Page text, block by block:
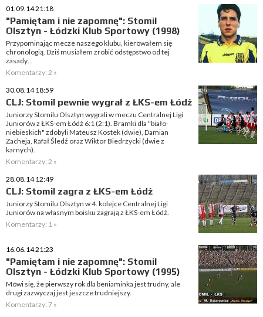
01.09.14 21:18
"Pamiętam i nie zapomnę": Stomil
Olsztyn - Łódzki Klub Sportowy (1998)
Przypominając mecze naszego klubu, kierowałem się
chronologią. Dziś musiałem zrobić odstępstwo od tej
zasady…
Komentarzy: 2 »
30.08.14 18:59
CLJ: Stomil pewnie wygrał z ŁKS-em Łódź
Juniorzy Stomilu Olsztyn wygrali w meczu Centralnej Ligi
Juniorów z ŁKS-em Łódź 6:1 (2:1). Bramki dla "biało-
niebieskich" zdobyli Mateusz Kostek (dwie), Damian
Zacheja, Rafał Śledź oraz Wiktor Biedrzycki (dwie z
karnych).
Komentarzy: 2 »
28.08.14 12:49
CLJ: Stomil zagra z ŁKS-em Łódź
Juniorzy Stomilu Olsztyn w 4. kolejce Centralnej Ligi
Juniorów na własnym boisku zagrają z ŁKS-em Łódź.
Komentarzy: 1 »
16.06.14 21:23
"Pamiętam i nie zapomnę": Stomil
Olsztyn - Łódzki Klub Sportowy (1995)
Mówi się, że pierwszy rok dla beniaminka jest trudny, ale
drugi zazwyczaj jest jeszcze trudniejszy.
Komentarzy: 7 »